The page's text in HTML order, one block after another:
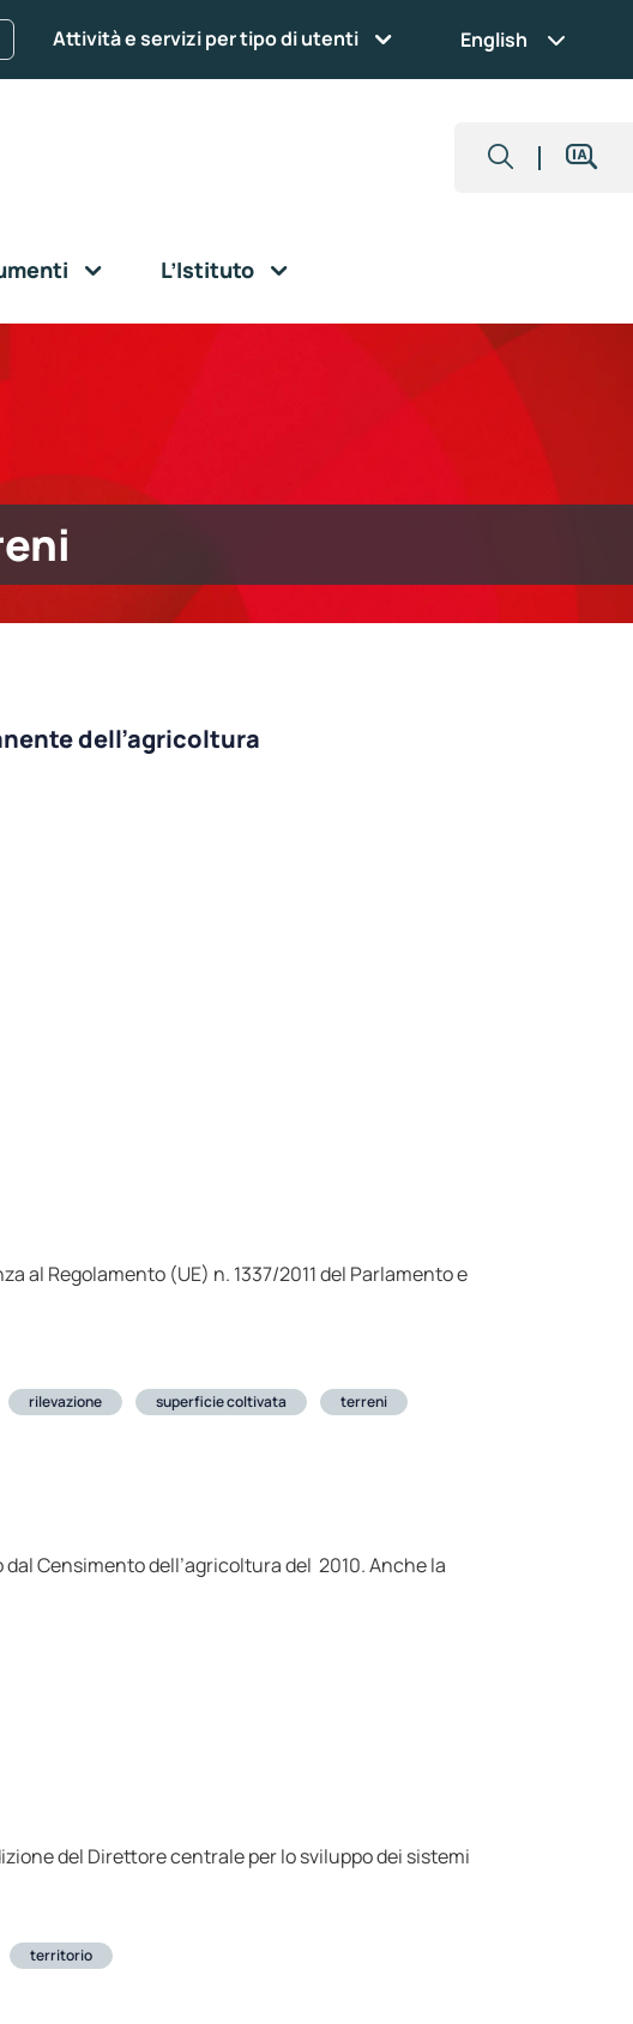
Attività e servizi per tipo di utenti English
L’Istituto
dell’agricoltura
al Regolamento (UE) n. 1337/2011 del Parlamento e
rilevazione superficie coltivata terreni
Censimento dell’agricoltura del 2010. Anche la
del Direttore centrale per lo sviluppo dei sistemi
territorio